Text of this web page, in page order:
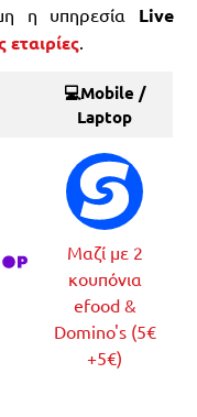
η υπηρεσία Live
εταιρίες.
💻Mobile /
Laptop
Μαζί με 2
κουπόνια
efood &
Domino's (5€
+5€)